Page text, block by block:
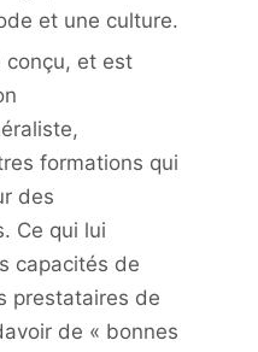
et une culture.
conçu, et est
formations qui
des
Ce qui lui
capacités de
prestataires de
de « bonnes